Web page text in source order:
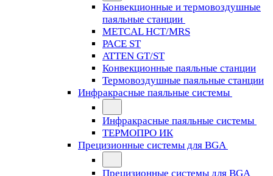
Конвекционные и термовоздушные
паяльные станции
METCAL HCT/MRS
PACE ST
ATTEN GT/ST
Конвекционные паяльные станции
Термовоздушные паяльные станции
Инфракрасные паяльные системы
Инфракрасные паяльные системы
ТЕРМОПРО ИК
Прецизионные системы для BGA
Прецизионные системы для BGA